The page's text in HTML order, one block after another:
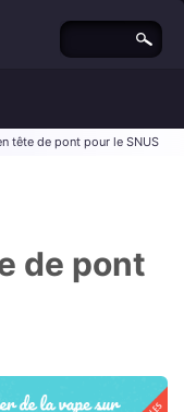
tête de pont pour le SNUS
de pont